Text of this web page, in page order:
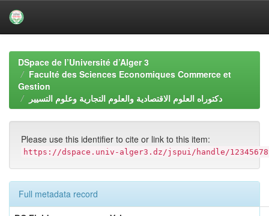
navigationDSpace de l’Université d’Alger 3
Faculté des Sciences Economiques Commerce et
Gestion
دكتوراه العلوم الاقتصادية والعلوم التجارية وعلوم التسيير
Please use this identifier to cite or link to this item:
https://dspace.univ-alger3.dz/jspui/handle/
Full metadata record